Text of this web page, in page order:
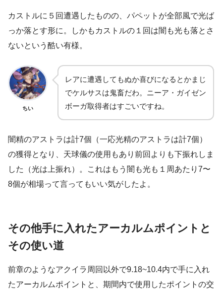
カストルに５回遭遇したものの、パペットが全部風で光ば
っか落とす形に。しかもカストルの１回は闇も光も落とさ
ないという酷い有様。
ちい
レアに遭遇してもぬか喜びになるとかまじ
でケルサスは鬼畜だわ。ニーア・ガイゼン
ボーガ取得者はすごいですね。
闇精のアストラは計7個（一応光精のアストラは計7個）
の獲得となり、天球儀の使用もあり前回よりも下振れしま
した（光は上振れ）。これはもう闇も光も１周あたり7〜
8個が相場って言ってもいい気がしたよ。
その他手に入れたアーカルムポイントと
その使い道
前章のようなアクイラ周回以外で9.18~10.4内で手に入れ
たアーカルムポイントと、期間内で使用したポイントの交